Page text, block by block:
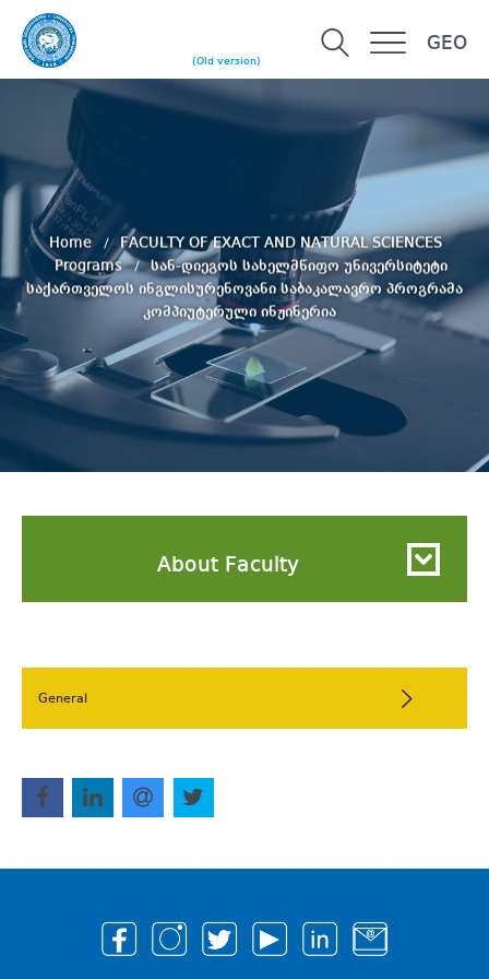
(Old version)
GEO
Home
FACULTY OF EXACT AND NATURAL SCIENCES
Programs
სან-დიეგოს სახელმწიფო უნივერსიტეტი
საქართველოს ინგლისურენოვანი საბაკალავრო პროგრამა
კომპიუტერული ინჟინერია
About Faculty
General